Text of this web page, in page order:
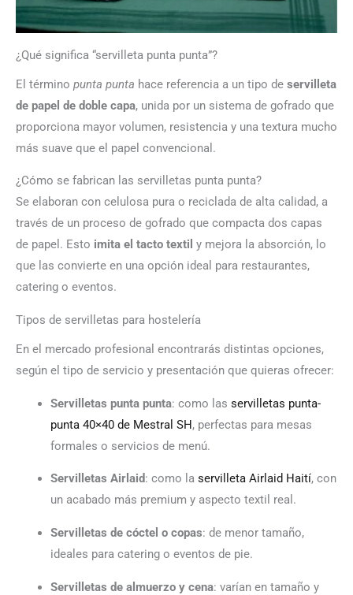
¿Qué significa “servilleta punta punta”?
El término punta punta hace referencia a un tipo de servilleta
de papel de doble capa, unida por un sistema de gofrado que
proporciona mayor volumen, resistencia y una textura mucho
más suave que el papel convencional.
¿Cómo se fabrican las servilletas punta punta?
Se elaboran con celulosa pura o reciclada de alta calidad, a
través de un proceso de gofrado que compacta dos capas
de papel. Esto imita el tacto textil y mejora la absorción, lo
que las convierte en una opción ideal para restaurantes,
catering o eventos.
Tipos de servilletas para hostelería
En el mercado profesional encontrarás distintas opciones,
según el tipo de servicio y presentación que quieras ofrecer:
Servilletas punta punta: como las servilletas punta-
punta 40×40 de Mestral SH, perfectas para mesas
formales o servicios de menú.
Servilletas Airlaid: como la servilleta Airlaid Haití, con
un acabado más premium y aspecto textil real.
Servilletas de cóctel o copas: de menor tamaño,
ideales para catering o eventos de pie.
Servilletas de almuerzo y cena: varían en tamaño y